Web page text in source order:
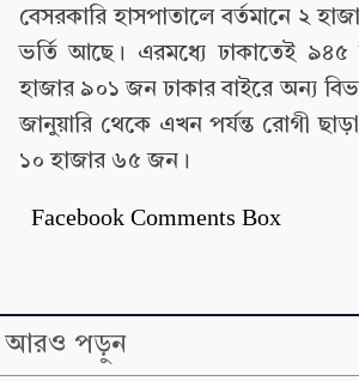
বেসরকারি হাসপাতালে বর্তমানে ২
ভর্তি আছে। এরমধ্যে ঢাকাতেই
হাজার ৯০১ জন ঢাকার বাইরে অন্য
জানুয়ারি থেকে এখন পর্যন্ত রোগী
১০ হাজার ৬৫ জন।
Facebook Comments Box
আরও পড়ুন